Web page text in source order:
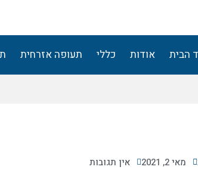
הבית אודות כללי תעופה אזרחית
מאי 2, 2021 אין תגובות